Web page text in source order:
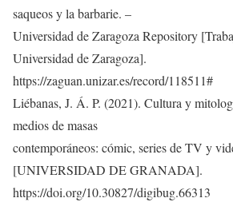
saqueos y la barbarie. –
Universidad de Zaragoza Repository
Universidad de Zaragoza].
https://zaguan.unizar.es/record/118511#
Liébanas, J. Á. P. (2021). Cultura y
medios de masas
contemporáneos: cómic, series de TV y
[UNIVERSIDAD DE GRANADA].
https://doi.org/10.30827/digibug.66313